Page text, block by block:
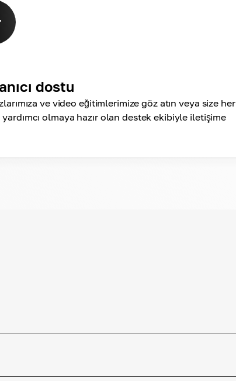
dostu
ve video eğitimlerimize göz atın veya size her
olmaya hazır olan destek ekibiyle iletişime